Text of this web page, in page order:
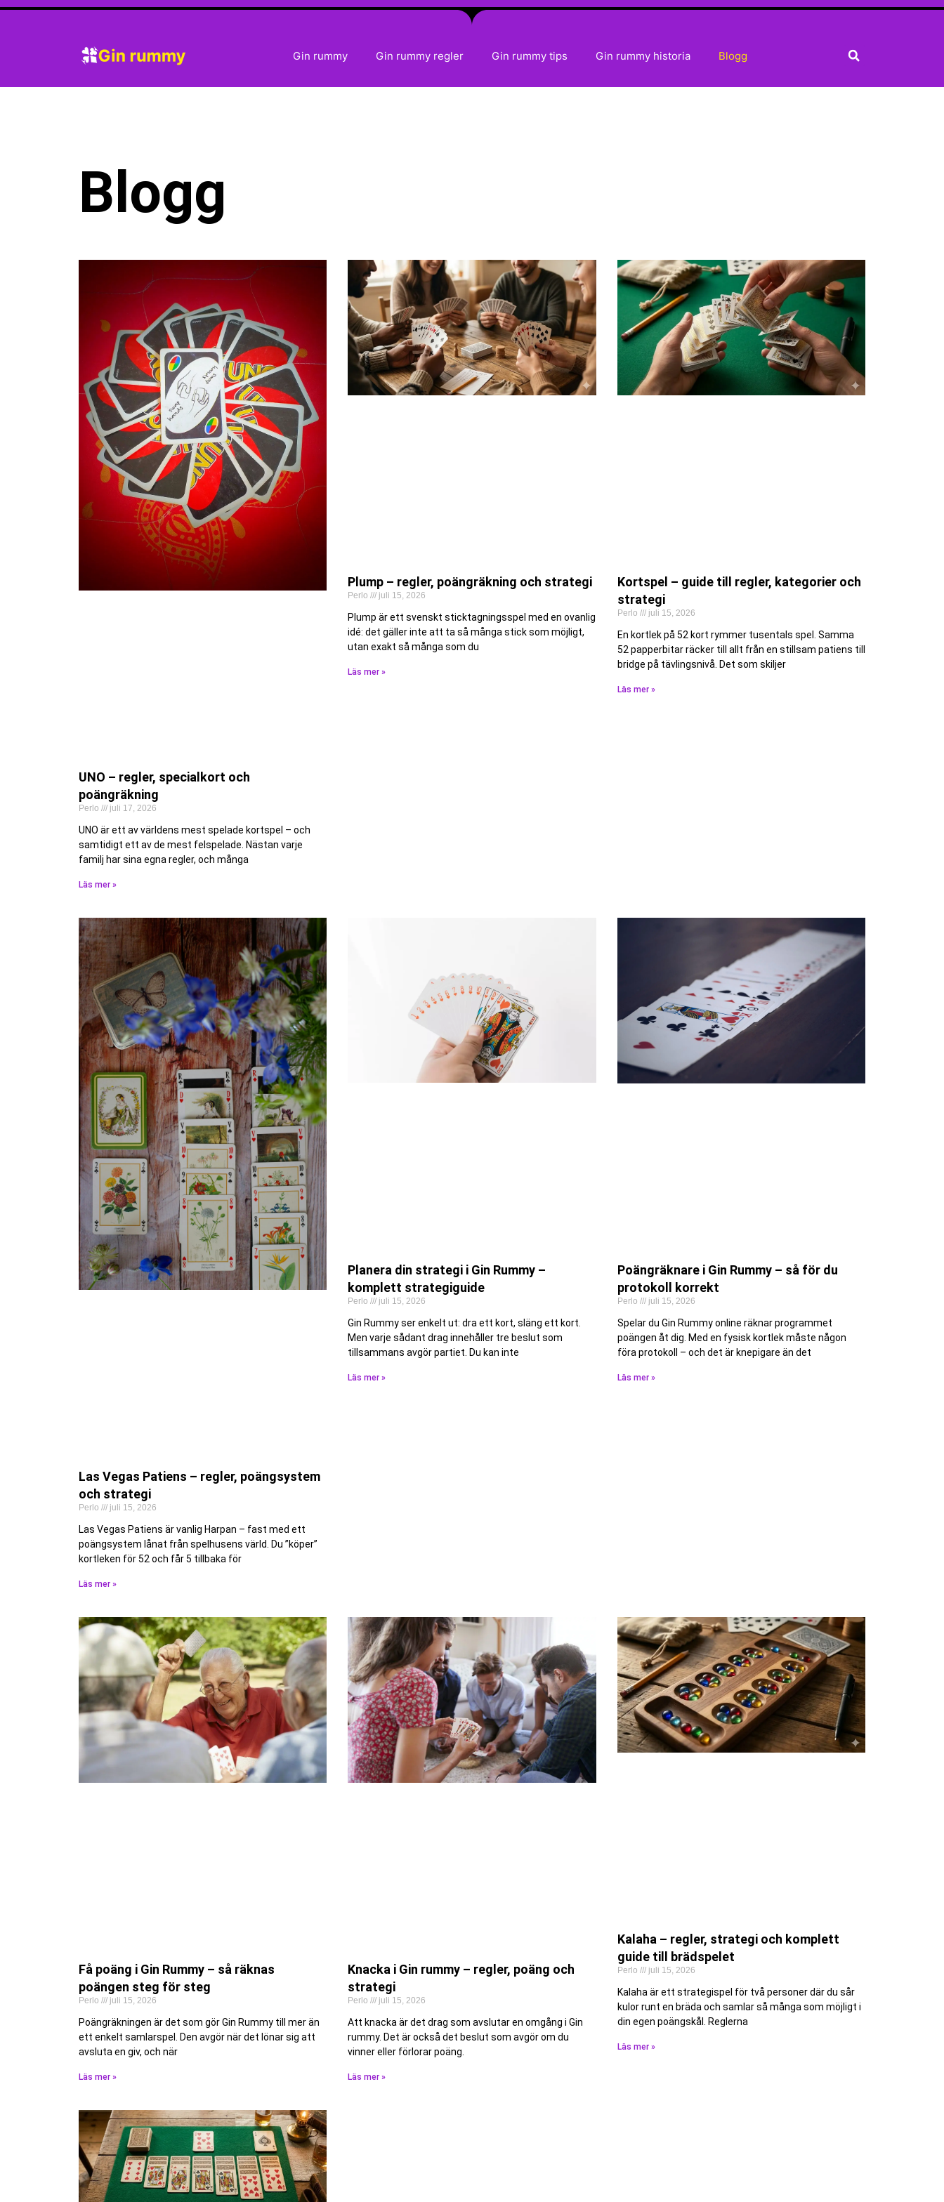
Gin rummy Gin rummy regler Gin rummy tips Gin rummy historia Blogg
Blogg
UNO – regler, specialkort och
poängräkning
Perlo juli 17, 2026
UNO är ett av världens mest spelade kortspel – och
samtidigt ett av de mest felspelade. Nästan varje
familj har sina egna regler, och många
Läs mer »
Plump – regler, poängräkning och strategi
Perlo juli 15, 2026
Plump är ett svenskt sticktagningsspel med en ovanlig
idé: det gäller inte att ta så många stick som möjligt,
utan exakt så många som du
Läs mer »
Kortspel – guide till regler, kategorier och
strategi
Perlo juli 15, 2026
En kortlek på 52 kort rymmer tusentals spel. Samma
52 papperbitar räcker till allt från en stillsam patiens till
bridge på tävlingsnivå. Det som skiljer
Läs mer »
Las Vegas Patiens – regler, poängsystem
och strategi
Perlo juli 15, 2026
Las Vegas Patiens är vanlig Harpan – fast med ett
poängsystem lånat från spelhusens värld. Du ”köper”
kortleken för 52 och får 5 tillbaka för
Läs mer »
Planera din strategi i Gin Rummy –
komplett strategiguide
Perlo juli 15, 2026
Gin Rummy ser enkelt ut: dra ett kort, släng ett kort.
Men varje sådant drag innehåller tre beslut som
tillsammans avgör partiet. Du kan inte
Läs mer »
Poängräknare i Gin Rummy – så för du
protokoll korrekt
Perlo juli 15, 2026
Spelar du Gin Rummy online räknar programmet
poängen åt dig. Med en fysisk kortlek måste någon
föra protokoll – och det är knepigare än det
Läs mer »
Få poäng i Gin Rummy – så räknas
poängen steg för steg
Perlo juli 15, 2026
Poängräkningen är det som gör Gin Rummy till mer än
ett enkelt samlarspel. Den avgör när det lönar sig att
avsluta en giv, och när
Läs mer »
Knacka i Gin rummy – regler, poäng och
strategi
Perlo juli 15, 2026
Att knacka är det drag som avslutar en omgång i Gin
rummy. Det är också det beslut som avgör om du
vinner eller förlorar poäng.
Läs mer »
Kalaha – regler, strategi och komplett
guide till brädspelet
Perlo juli 15, 2026
Kalaha är ett strategispel för två personer där du sår
kulor runt en bräda och samlar så många som möjligt i
din egen poängskål. Reglerna
Läs mer »